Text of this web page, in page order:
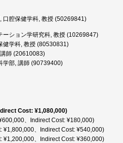
口腔保健学科, 教授 (50269841)
ーション学研究科, 教授 (10269847)
健学科, 教授 (80530831)
師 (20610083)
学部, 講師 (90739400)
Cost: ¥1,080,000)
、Indirect Cost: ¥180,000)
¥1,800,000、Indirect Cost: ¥540,000)
¥1,200,000、Indirect Cost: ¥360,000)